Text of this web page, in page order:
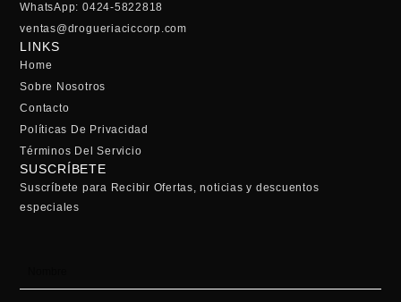
WhatsApp: 0424-5822818
ventas@drogueriaciccorp.com
LINKS
Home
Sobre Nosotros
Contacto
Políticas De Privacidad
Términos Del Servicio
SUSCRÍBETE
Suscríbete para Recibir Ofertas, noticias y descuentos
especiales